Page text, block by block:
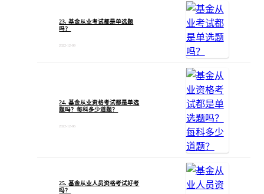
23. 基金从业考试都是单选题
吗？
2022-12-09
24. 基金从业资格考试都是单选
题吗？每科多少道题？
2022-12-06
25. 基金从业人员资格考试好考
吗？